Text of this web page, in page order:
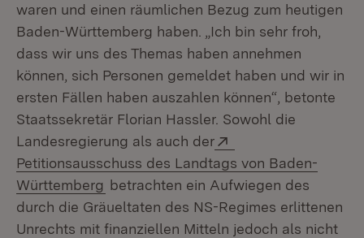
waren und einen räumlichen Bezug zum heutigen
Baden-Württemberg haben. „Ich bin sehr froh,
dass wir uns des Themas haben annehmen
können, sich Personen gemeldet haben und wir in
ersten Fällen haben auszahlen können“, betonte
Staatssekretär Florian Hassler. Sowohl die
Landesregierung als auch der
Petitionsausschuss des Landtags von Baden-
Württemberg (Öffnet in neuem Fenster)
betrachten ein Aufwiegen des
durch die Gräueltaten des NS-Regimes erlittenen
Unrechts mit finanziellen Mitteln jedoch als nicht